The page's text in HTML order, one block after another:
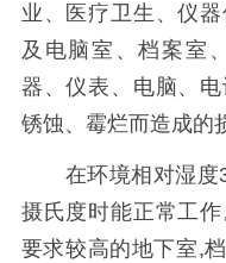
业、医疗卫生、仪
及电脑室、档案室
器、仪表、电脑、电
锈蚀、霉烂而造成的
在环境相对湿度
摄氏度时能正常工
要求较高的地下室,